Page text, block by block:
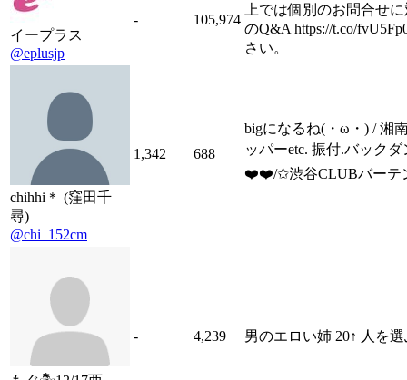
イープラス
@eplusjp
- 105,974
上では個別のお問合せ
のQ&A https://t.co/
さい。
chihhi＊ (窪田千
尋)
@chi_152cm
1,342 688
bigになるね(・ω・) / 湘
ッパーetc. 振付.バック
❤️❤️/✩渋谷CLUBバーテ
- 4,239 男のエロい姉 20↑ 人を選